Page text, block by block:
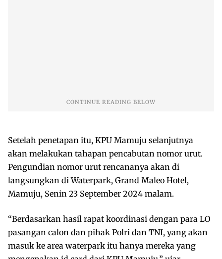
Setelah penetapan itu, KPU Mamuju selanjutnya
akan melakukan tahapan pencabutan nomor urut.
Pengundian nomor urut rencananya akan di
langsungkan di Waterpark, Grand Maleo Hotel,
Mamuju, Senin 23 September 2024 malam.
“Berdasarkan hasil rapat koordinasi dengan para LO
pasangan calon dan pihak Polri dan TNI, yang akan
masuk ke area waterpark itu hanya mereka yang